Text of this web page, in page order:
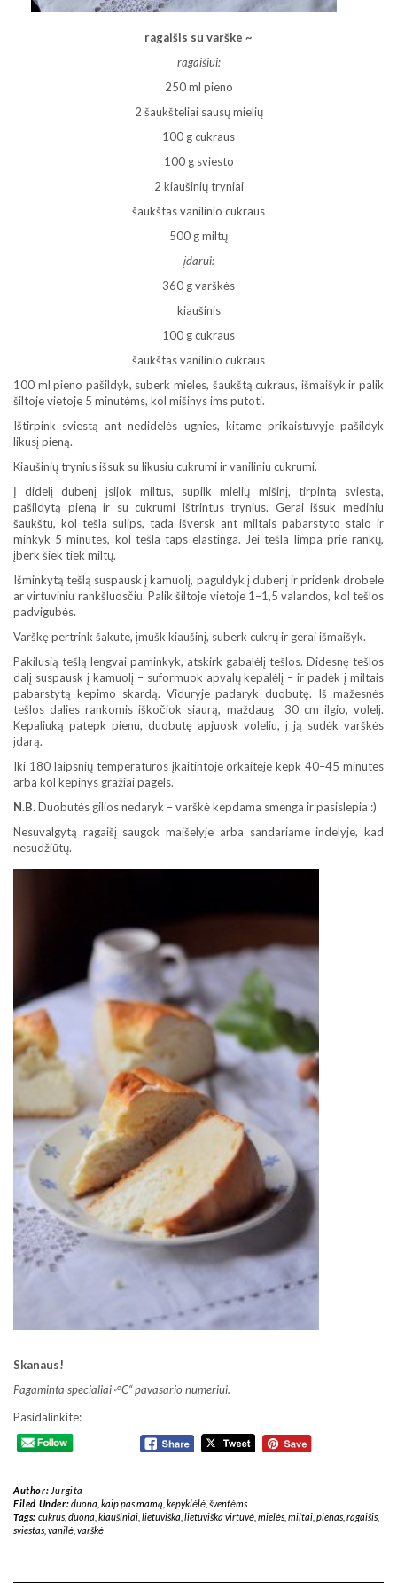
ragaišis su varške ~
ragaišiui:
250 ml pieno
2 šaukšteliai sausų mielių
100 g cukraus
100 g sviesto
2 kiaušinių tryniai
šaukštas vanilinio cukraus
500 g miltų
įdarui:
360 g varškės
kiaušinis
100 g cukraus
šaukštas vanilinio cukraus
100 ml pieno pašildyk, suberk mieles, šaukštą cukraus, išmaišyk ir palik
šiltoje vietoje 5 minutėms, kol mišinys ims putoti.
Ištirpink sviestą ant nedidelės ugnies, kitame prikaistuvyje pašildyk
likusį pieną.
Kiaušinių trynius išsuk su likusiu cukrumi ir vaniliniu cukrumi.
Į didelį dubenį įsijok miltus, supilk mielių mišinį, tirpintą sviestą,
pašildytą pieną ir su cukrumi ištrintus trynius. Gerai išsuk mediniu
šaukštu, kol tešla sulips, tada išversk ant miltais pabarstyto stalo ir
minkyk 5 minutes, kol tešla taps elastinga. Jei tešla limpa prie rankų,
įberk šiek tiek miltų.
Išminkytą tešlą suspausk į kamuolį, paguldyk į dubenį ir pridenk drobele
ar virtuviniu rankšluosčiu. Palik šiltoje vietoje 1–1,5 valandos, kol tešlos
padvigubės.
Varškę pertrink šakute, įmušk kiaušinį, suberk cukrų ir gerai išmaišyk.
Pakilusią tešlą lengvai paminkyk, atskirk gabalėlį tešlos. Didesnę tešlos
dalį suspausk į kamuolį – suformuok apvalų kepalėlį – ir padėk į miltais
pabarstytą kepimo skardą. Viduryje padaryk duobutę. Iš mažesnės
tešlos dalies rankomis iškočiok siaurą, maždaug 30 cm ilgio, volelį.
Kepaliuką patepk pienu, duobutę apjuosk voleliu, į ją sudėk varškės
įdarą.
Iki 180 laipsnių temperatūros įkaitintoje orkaitėje kepk 40–45 minutes
arba kol kepinys gražiai pagels.
N.B.Duobutės gilios nedaryk – varškė kepdama smenga ir pasislepia :)
Nesuvalgytą ragaišį saugok maišelyje arba sandariame indelyje, kad
nesudžiūtų.
Skanaus!
Pagaminta specialiai „oC“ pavasario numeriui.
Pasidalinkite:
Author: Jurgita
Filed Under:duona kaip pas mamą kepyklėlė, šventėms
Tags: cukrus, duona kiaušiniai, lietuviška lietuviška virtuvė, mielės, miltai, pienas, ragaišis,
sviestas vanilė varškė